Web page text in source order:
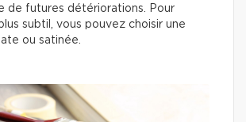
de futures détériorations. Pour
subtil, vous pouvez choisir une
ou satinée.